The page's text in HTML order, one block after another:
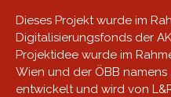
Dieses Projekt wurde im
Digitalisierungsfonds der
Projektidee wurde im
Wien und der ÖBB namens
entwickelt und wird von